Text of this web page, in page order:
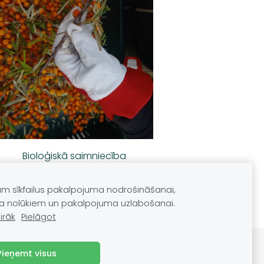
Bioloģiskā saimniecība
sīkfailus pakalpojuma nodrošināšanai,
nolūkiem un pakalpojuma uzlabošanai.
Pielāgot
visus